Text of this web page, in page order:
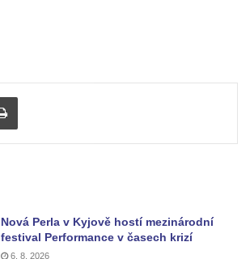
Tisknout
Nová Perla v Kyjově hostí mezinárodní
festival Performance v časech krizí
6. 8. 2026